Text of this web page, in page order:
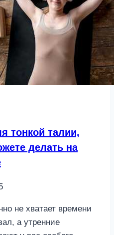
тонкой талии,
делать на
не хватает времени
а утренние